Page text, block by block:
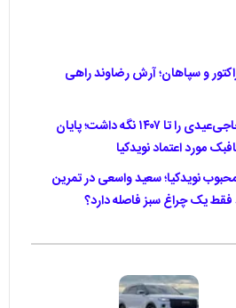
و سپاهان؛ آرش رضاوند راهی
سپاهان عارف حاجی‌عیدی را تا ۱۴۰۷ نگه داشت؛ پایان
مورد اعتماد نویدکیا
نویدکیا؛ سعید واسعی در تمرین
فقط یک چراغ سبز فاصله دارد؟